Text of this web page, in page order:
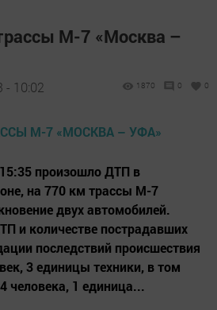
М-7 «Москва –
- 10:02 1870 0 0
произошло ДТП в
на 770 км трассы М-7
двух автомобилей.
и количестве пострадавших
последствий происшествия
3 единицы техники, в том
человека, 1 единица...